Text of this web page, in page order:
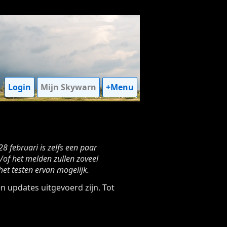
Login Mijn Skywarn +Menu
februari is zelfs een paar
het melden zullen zoveel
testen ervan mogelijk.
updates uitgevoerd zijn. Tot